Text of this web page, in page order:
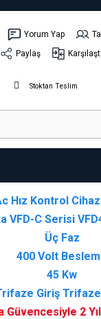
Yorum Yap
Paylaş
Stoktan Teslim
Hız Kontrol
VFD-C Serisi
Üç Faz
400 Volt
45 Kw
Giriş Trifaze
Güvencesiyle 2